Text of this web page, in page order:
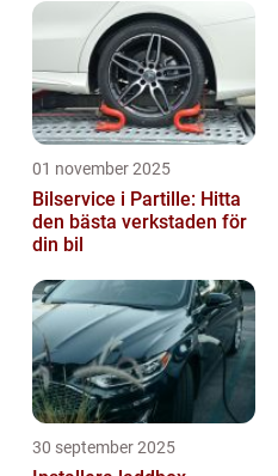
01 november 2025
Bilservice i Partille: Hitta
den bästa verkstaden för
din bil
30 september 2025